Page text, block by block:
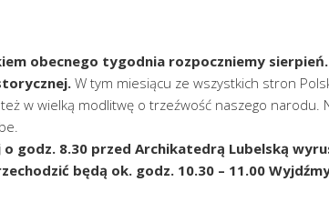
obecnego tygodnia rozpoczniemy
W tym miesiącu ze wszystkich stron
też w wielką modlitwę o trzeźwość naszego
godz. 8.30 przed Archikatedrą Lubelską
będą ok. godz. 10.30 – 11.00